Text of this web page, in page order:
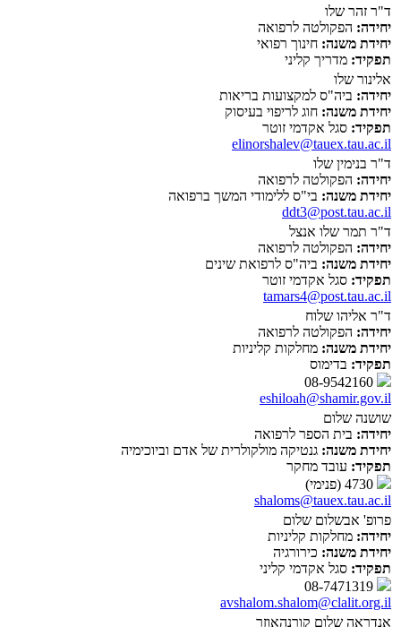
ד"ר זהר שלו
יחידה: הפקולטה לרפואה
יחידת משנה: חינוך רפואי
תפקיד: מדריך קליני
אלינור שלו
יחידה: ביה"ס למקצועות בריאות
יחידת משנה: חוג לריפוי בעיסוק
תפקיד: סגל אקדמי זוטר
elinorshalev@tauex.tau.ac.il
ד"ר בנימין שלו
יחידה: הפקולטה לרפואה
יחידת משנה: בי"ס ללימודי המשך ברפואה
ddt3@post.tau.ac.il
ד"ר תמר שלו אנצל
יחידה: הפקולטה לרפואה
יחידת משנה: ביה"ס לרפואת שינים
תפקיד: סגל אקדמי זוטר
tamars4@post.tau.ac.il
ד"ר אליהו שלוח
יחידה: הפקולטה לרפואה
יחידת משנה: מחלקות קליניות
תפקיד: בדימוס
eshiloah@shamir.gov.il
שושנה שלום
יחידה: בית הספר לרפואה
יחידת משנה: גנטיקה מולקולרית של אדם וביוכימיה
תפקיד: עובד מחקר
shaloms@tauex.tau.ac.il
פרופ' אבשלום שלום
יחידה: מחלקות קליניות
יחידת משנה: כירורגיה
תפקיד: סגל אקדמי קליני
avshalom.shalom@clalit.org.il
אנדראה שלום קורנהאוזר